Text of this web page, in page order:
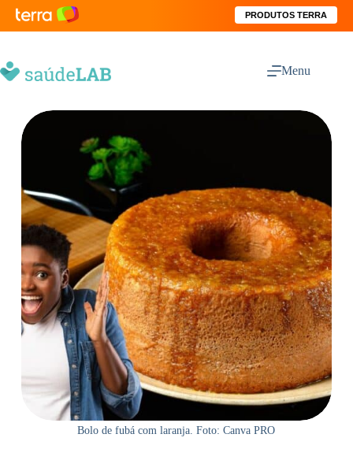
PRODUTOS TERRA
Menu
Bolo de fubá com laranja. Foto: Canva PRO